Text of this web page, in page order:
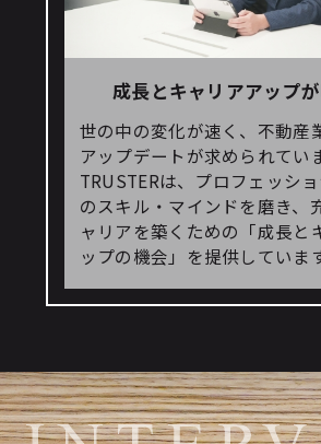
成長とキャリアアップが
世の中の変化が速く、不動産
アップデートが求められてい
TRUSTERは、プロフェッシ
のスキル・マインドを磨き、
ャリアを築くための「成長と
ップの機会」を提供しています